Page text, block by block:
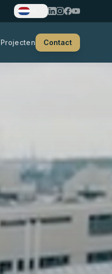
Projecten Contact